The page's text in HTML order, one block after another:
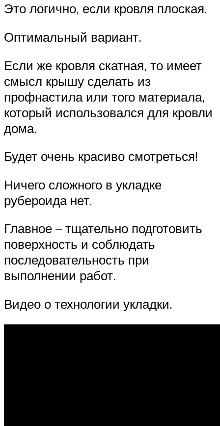
Это логично, если кровля плоская.
Оптимальный вариант.
Если же кровля скатная, то имеет
смысл крышу сделать из
профнастила или того материала,
который использовался для кровли
дома.
Будет очень красиво смотреться!
Ничего сложного в укладке
рубероида нет.
Главное – тщательно подготовить
поверхность и соблюдать
последовательность при
выполнении работ.
Видео о технологии укладки.